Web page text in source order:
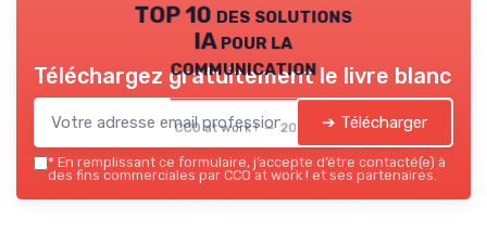
TOP 10 des solutions
IA pour la
communication
CCO at work ! — 2026
Téléchargez gratuitement le livre blanc
➔ Télécharger
* En remplissant ce formulaire, j’accepte d’être contacté(e) à
des fins commerciales par CCO at work ! et ses partenaires.